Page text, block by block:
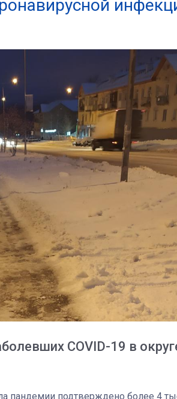
COVID-19 в
пандемии подтверждено более 4